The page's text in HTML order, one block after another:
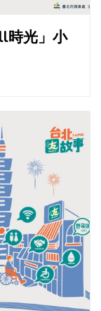
時光」小